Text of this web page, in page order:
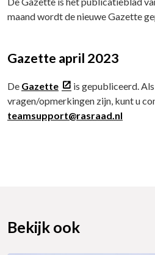
maand wordt de nieuwe Gazette
Gazette april 2023
De Gazette
is gepubliceerd.
vragen/opmerkingen zijn, kunt u
teamsupport@rasraad.nl
Bekijk ook